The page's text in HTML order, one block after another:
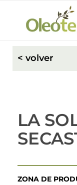
< volver
LA
ZONA DE